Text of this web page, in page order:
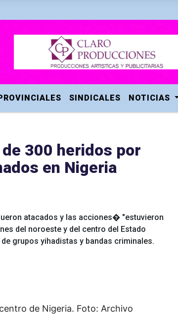
SINDICALES NOTICIAS
300 heridos por
en Nigeria
atacados y las acciones� "estuvieron
del noroeste y del centro del Estado
grupos yihadistas y bandas criminales.
de Nigeria. Foto: Archivo